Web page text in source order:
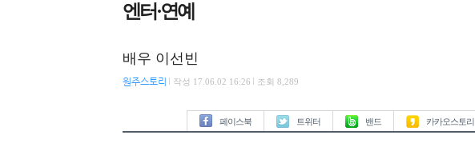
엔터·연예
배우 이선빈
원주스토리 작성 17.06.02 16:26 조회 8,289
페이스북 트위터 밴드 카카오스토리